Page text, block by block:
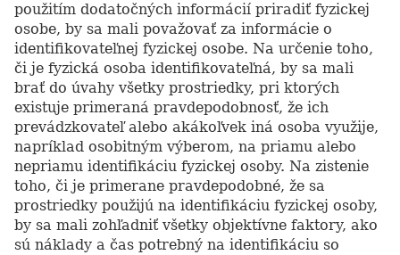
použitím dodatočných informácií priradiť fyzickej
osobe, by sa mali považovať za informácie o
identifikovateľnej fyzickej osobe. Na určenie toho,
či je fyzická osoba identifikovateľná, by sa mali
brať do úvahy všetky prostriedky, pri ktorých
existuje primeraná pravdepodobnosť, že ich
prevádzkovateľ alebo akákoľvek iná osoba využije,
napríklad osobitným výberom, na priamu alebo
nepriamu identifikáciu fyzickej osoby. Na zistenie
toho, či je primerane pravdepodobné, že sa
prostriedky použijú na identifikáciu fyzickej osoby,
by sa mali zohľadniť všetky objektívne faktory, ako
sú náklady a čas potrebný na identifikáciu so